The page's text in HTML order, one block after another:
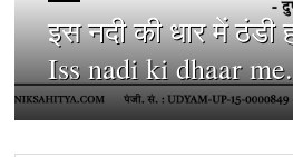
इस नदी की धार में ठंडी
Iss nadi ki dhaar